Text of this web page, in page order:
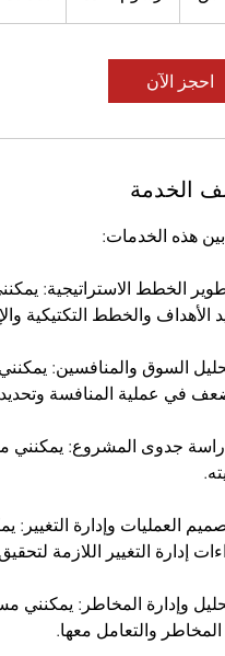
س
احجز الآن
الخدمة
الخطط الاستراتيجية:
السوق والمنافسين:
جدوى المشروع: يمكنني
العمليات وإدارة
وإدارة المخاطر: يمكنني